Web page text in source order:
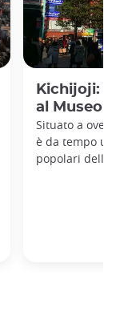
Kichijoji:
al Museo
Situato a
è da tempo
popolari della